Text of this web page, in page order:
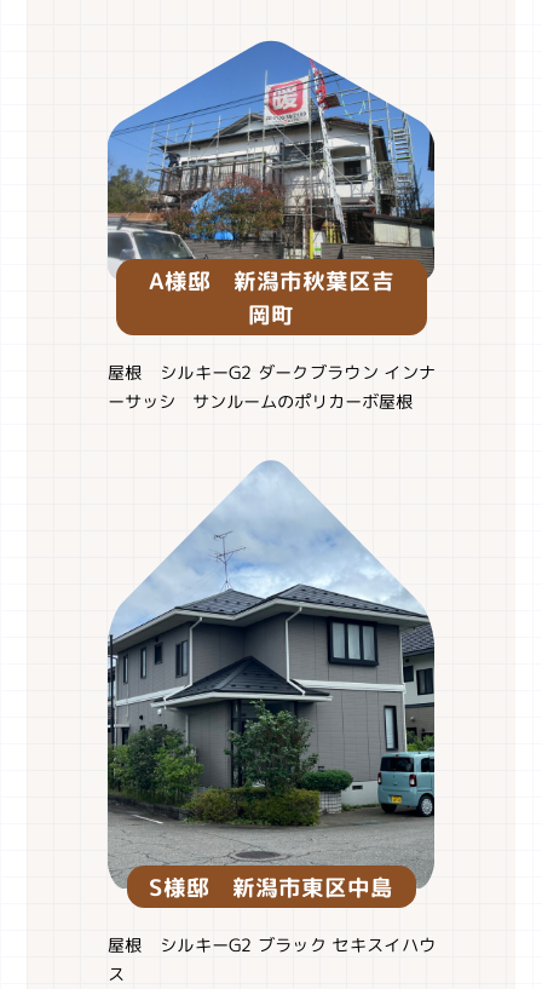
A様邸 新潟市秋葉区吉
岡町
屋根 シルキーG2 ダークブラウン インナ
ーサッシ サンルームのポリカーボ屋根
S様邸 新潟市東区中島
屋根 シルキーG2 ブラック セキスイハウ
ス